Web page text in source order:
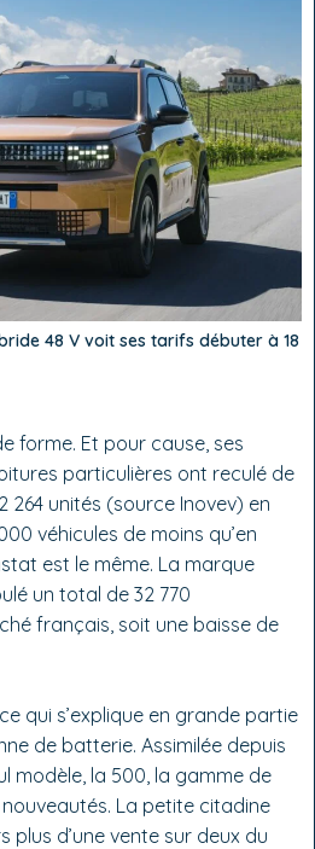
48 V voit ses tarifs débuter à 18
forme. Et pour cause, ses
particulières ont reculé de
264 unités (source Inovev) en
véhicules de moins qu’en
est le même. La marque
un total de 32 770
français, soit une baisse de
qui s’explique en grande partie
de batterie. Assimilée depuis
modèle, la 500, la gamme de
La petite citadine
plus d’une vente sur deux du